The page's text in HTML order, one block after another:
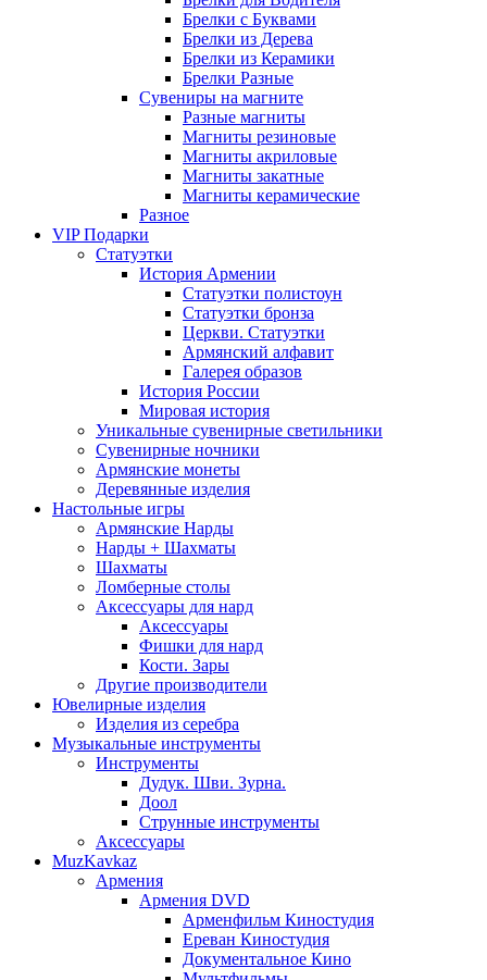
Брелки с Буквами
Брелки из Дерева
Брелки из Керамики
Брелки Разные
Сувениры на магните
Разные магниты
Магниты резиновые
Магниты акриловые
Магниты закатные
Магниты керамические
Разное
VIP Подарки
Статуэтки
История Армении
Статуэтки полистоун
Статуэтки бронза
Церкви. Статуэтки
Армянский алфавит
Галерея образов
История России
Мировая история
Уникальные сувенирные светильники
Сувенирные ночники
Армянские монеты
Деревянные изделия
Настольные игры
Армянские Нарды
Нарды + Шахматы
Шахматы
Ломберные столы
Аксессуары для нард
Аксессуары
Фишки для нард
Кости. Зары
Другие производители
Ювелирные изделия
Изделия из серебра
Музыкальные инструменты
Инструменты
Дудук. Шви. Зурна.
Доол
Струнные инструменты
Аксессуары
MuzKavkaz
Армения
Армения DVD
Арменфильм Киностудия
Ереван Киностудия
Документальное Кино